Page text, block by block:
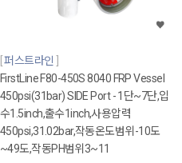
퍼스트라인
FirstLine F80-450S 8040 FRP Vessel
450psi(31bar) SIDE Port - 1단~7단,입
수1.5inch,출수1inch,사용압력
450psi,31.02bar,작동온도범위-10도
~49도,작동PH범위3~11